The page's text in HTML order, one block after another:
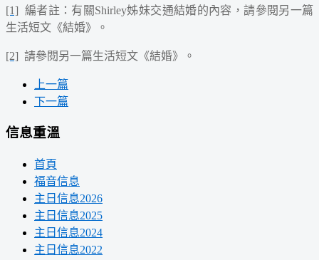
[1] 編者註：有關Shirley姊妹交通結婚的內容，請參閱另一篇
生活短文《結婚》。
[2] 請參閱另一篇生活短文《結婚》。
上一篇
下一篇
信息重溫
首頁
福音信息
主日信息2026
主日信息2025
主日信息2024
主日信息2022